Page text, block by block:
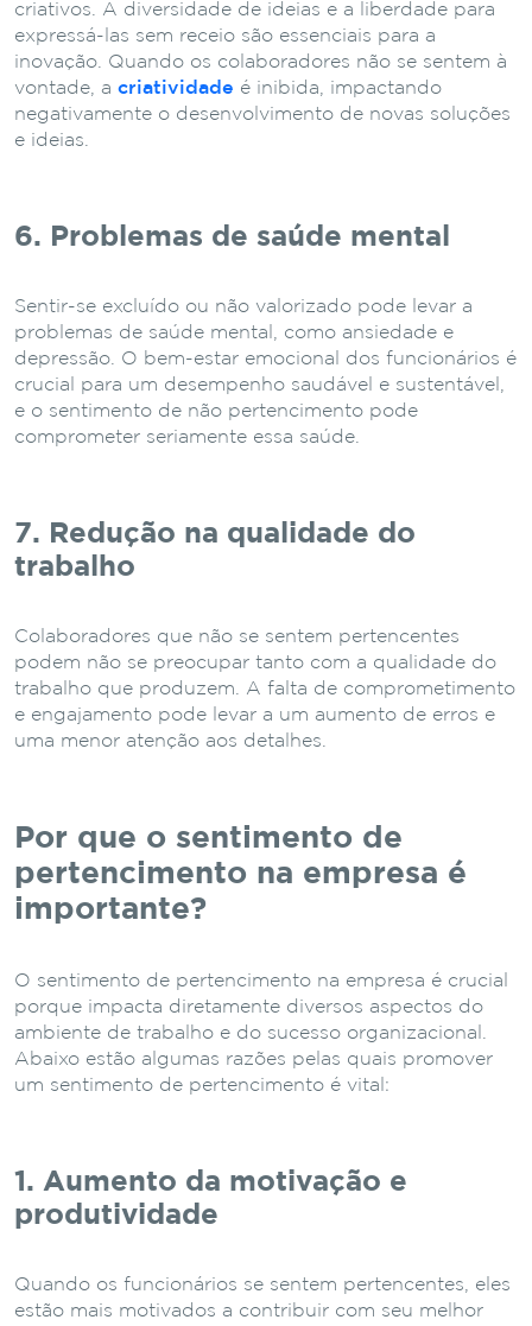
criativos. A diversidade de ideias e a liberdade para
expressá-las sem receio são essenciais para a
inovação. Quando os colaboradores não se sentem à
vontade, a criatividade é inibida, impactando
negativamente o desenvolvimento de novas soluções
e ideias.
6. Problemas de saúde mental
Sentir-se excluído ou não valorizado pode levar a
problemas de saúde mental, como ansiedade e
depressão. O bem-estar emocional dos funcionários é
crucial para um desempenho saudável e sustentável,
e o sentimento de não pertencimento pode
comprometer seriamente essa saúde.
7. Redução na qualidade do
trabalho
Colaboradores que não se sentem pertencentes
podem não se preocupar tanto com a qualidade do
trabalho que produzem. A falta de comprometimento
e engajamento pode levar a um aumento de erros e
uma menor atenção aos detalhes.
Por que o sentimento de
pertencimento na empresa é
importante?
O sentimento de pertencimento na empresa é crucial
porque impacta diretamente diversos aspectos do
ambiente de trabalho e do sucesso organizacional.
Abaixo estão algumas razões pelas quais promover
um sentimento de pertencimento é vital:
1. Aumento da motivação e
produtividade
Quando os funcionários se sentem pertencentes, eles
estão mais motivados a contribuir com seu melhor